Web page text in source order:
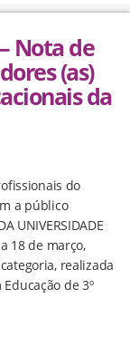
Nota de
(as)
da
do
a público
UNIVERSIDADE
18 de março,
realizada
de 3º